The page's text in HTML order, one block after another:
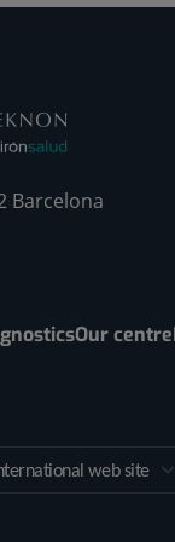
Barcelona
Our centre
web site